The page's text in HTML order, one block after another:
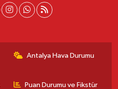
Antalya Hava Durumu
Puan Durumu ve Fikstür